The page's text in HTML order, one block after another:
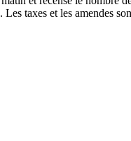
taxes et les amendes